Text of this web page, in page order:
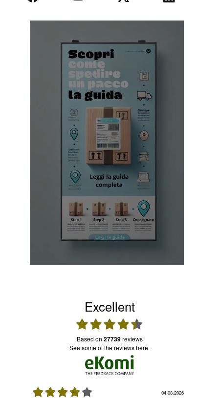
Excellent
based on 27739reviews
see some of the reviews here.
04.08.2026